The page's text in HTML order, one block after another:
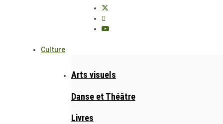
Culture
Arts visuels
Danse et Théâtre
Livres